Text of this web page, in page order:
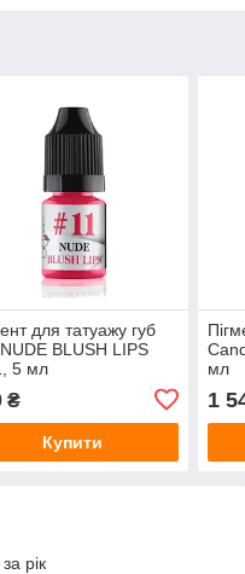
для татуажу губ
BLUSH LIPS
5 мл
₴
Купити
мл
1
рік